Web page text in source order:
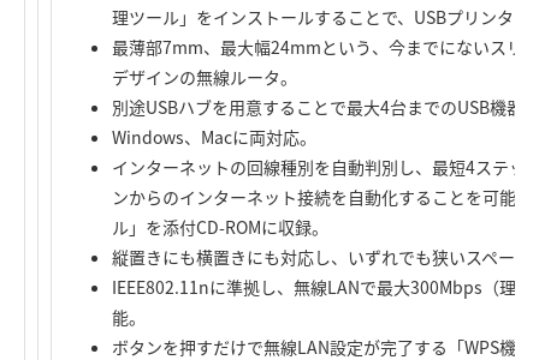
理ツール」をインストールすることで、USBプリンタな
最薄部7mm、最大幅24mmという、今までにないスリ
デザインの無線ルータ。
別途USBハブを用意することで最大4台までのUSB機器
Windows、Macに両対応。
インターネットの回線種別を自動判別し、最短4ステッ
ンからのインターネット接続を自動化することを可能
ル」を添付CD-ROMに収録。
縦置きにも横置きにも対応し、いずれでも狭いスペー
IEEE802.11nに準拠し、無線LANで最大300Mbps（理
能。
ボタンを押すだけで無線LAN設定が完了する「WPS機